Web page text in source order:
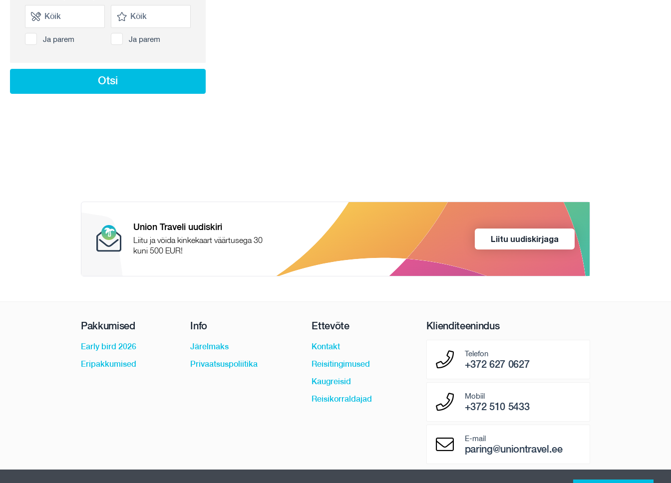
Ja parem Ja parem
Otsi
Union Traveli uudiskiri
Liitu ja võida kinkekaart väärtusega 30
kuni 500 EUR!
Liitu uudiskirjaga
Pakkumised
Early bird 2026
Eripakkumised
Info
Järelmaks
Privaatsuspoliitika
Ettevõte
Kontakt
Reisitingimused
Kaugreisid
Reisikorraldajad
Klienditeenindus
Telefon
+372 627 0627
Mobiil
+372 510 5433
E-mail
paring@uniontravel.ee